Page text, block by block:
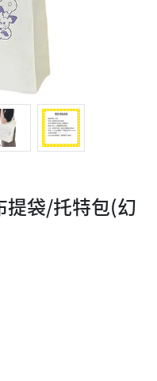
袋/托特包(幻